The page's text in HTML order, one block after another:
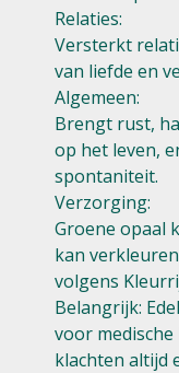
Relaties:
Versterkt
van liefde en
Algemeen:
Brengt rust,
op het leven,
spontaniteit.
Verzorging:
Groene opaal
kan
volgens
Belangrijk:
voor
klachten altijd